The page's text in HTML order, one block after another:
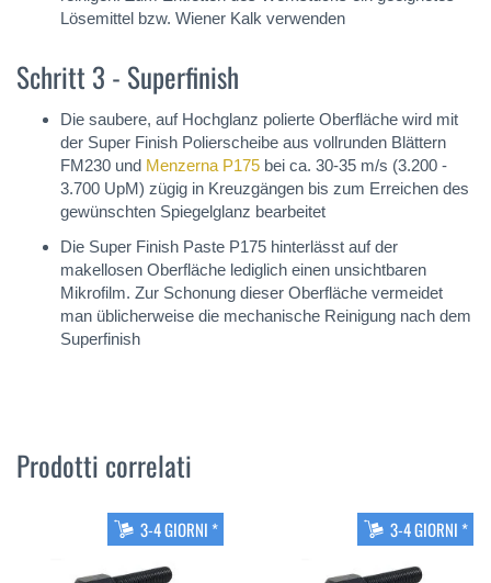
Lösemittel bzw. Wiener Kalk verwenden
Schritt 3 - Superfinish
Die saubere, auf Hochglanz polierte Oberfläche wird mit
der Super Finish Polierscheibe aus vollrunden Blättern
FM230 und Menzerna P175 bei ca. 30-35 m/s (3.200 -
3.700 UpM) zügig in Kreuzgängen bis zum Erreichen des
gewünschten Spiegelglanz bearbeitet
Die Super Finish Paste P175 hinterlässt auf der
makellosen Oberfläche lediglich einen unsichtbaren
Mikrofilm. Zur Schonung dieser Oberfläche vermeidet
man üblicherweise die mechanische Reinigung nach dem
Superfinish
Prodotti correlati
3-4 GIORNI * 3-4 GIORNI *